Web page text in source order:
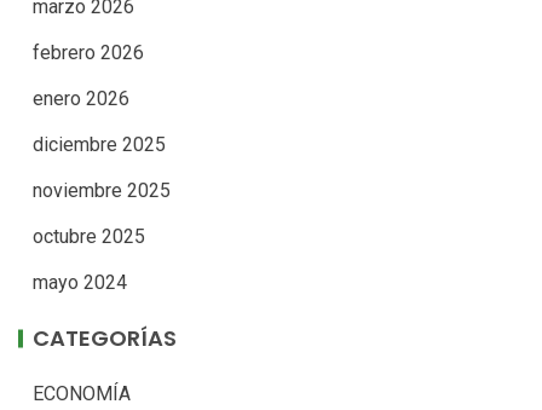
marzo 2026
febrero 2026
enero 2026
diciembre 2025
noviembre 2025
octubre 2025
mayo 2024
CATEGORÍAS
ECONOMÍA